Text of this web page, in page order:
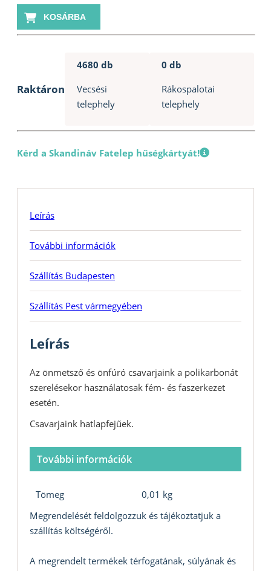
6,0x40mm
mennyiség
KOSÁRBA
Raktáron
4680 db
Vecsési
telephely
0 db
Rákospalotai
telephely
Kérd a Skandináv Fatelep hűségkártyát!
Leírás
További információk
Szállítás Budapesten
Szállítás Pest vármegyében
Leírás
Az önmetsző és önfúró csavarjaink a polikarbonát
szerelésekor használatosak fém- és faszerkezet
esetén.
Csavarjaink hatlapfejűek.
További információk
Tömeg
0,01 kg
Megrendelését feldolgozzuk és tájékoztatjuk a
szállítás költségéről.
A megrendelt termékek térfogatának, súlyának és